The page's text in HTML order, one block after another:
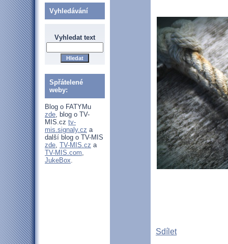
Vyhledávání
Vyhledat text
Spřátelené
weby:
Blog o FATYMu
zde, blog o TV-
MIS.cz tv-
mis.signaly.cz a
další blog o TV-MIS
zde, TV-MIS.cz a
TV-MIS.com,
JukeBox.
Sdílet